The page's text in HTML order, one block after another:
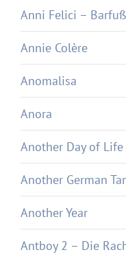
Anni Felici –
Annie Colère
Anomalisa
Anora
Another Day of Life
Another German
Another Year
Antboy 2 – Die